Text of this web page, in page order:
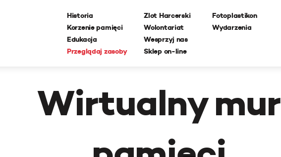
Historia
Korzenie pamięci
Edukacja
Przeglądaj zasoby
Zlot Harcerski
Wolontariat
Wesprzyj nas
Sklep on-line
Fotoplastikon
Wydarzenia
Wirtualny mur